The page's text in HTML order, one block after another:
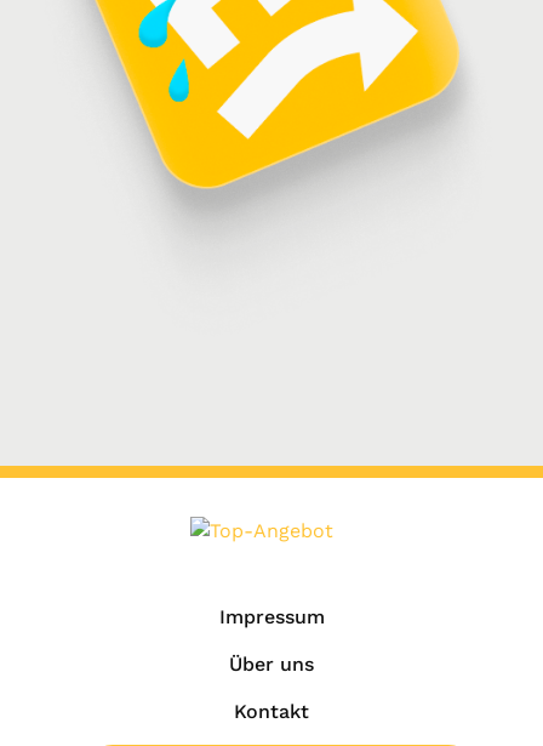
Impressum
Über uns
Kontakt